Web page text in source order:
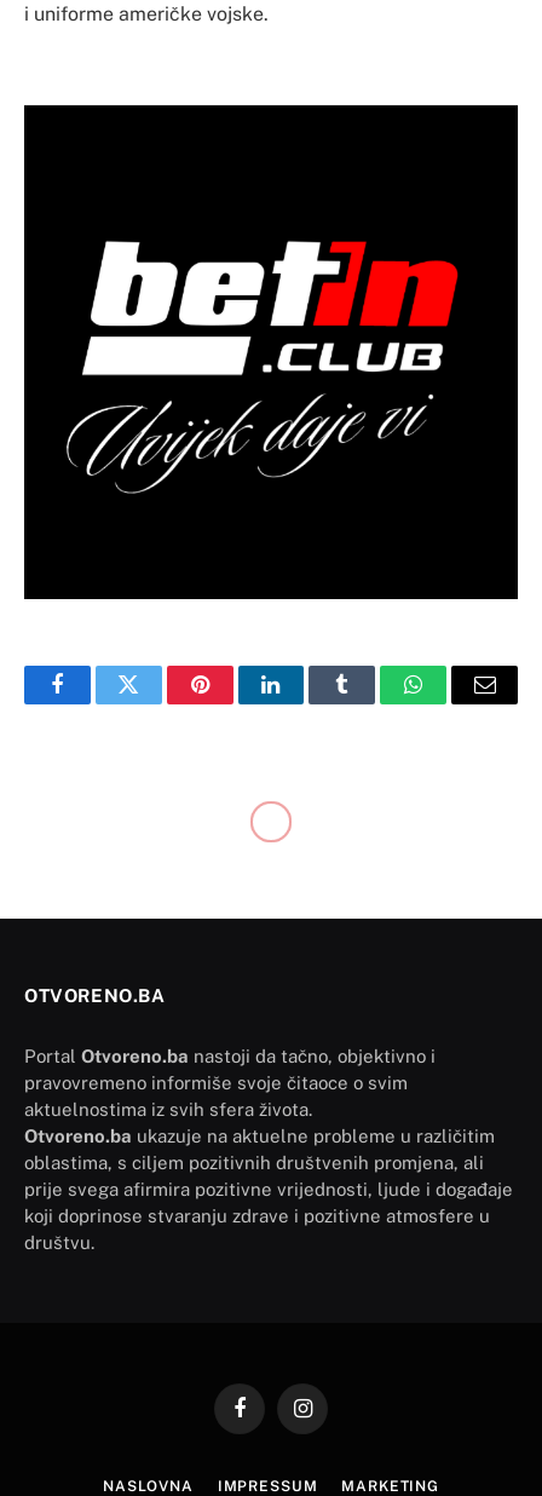
i uniforme američke vojske.
FacebookTwitter PinterestLinkedInTumblr WhatsAppEmail
OTVORENO.BA
Portal Otvoreno.ba nastoji da tačno, objektivno i
pravovremeno informiše svoje čitaoce o svim
aktuelnostima iz svih sfera života.
Otvoreno.ba ukazuje na aktuelne probleme u različitim
oblastima, s ciljem pozitivnih društvenih promjena, ali
prije svega afirmira pozitivne vrijednosti, ljude i događaje
koji doprinose stvaranju zdrave i pozitivne atmosfere u
društvu.
FacebookInstagram
NASLOVNA IMPRESSUM MARKETING